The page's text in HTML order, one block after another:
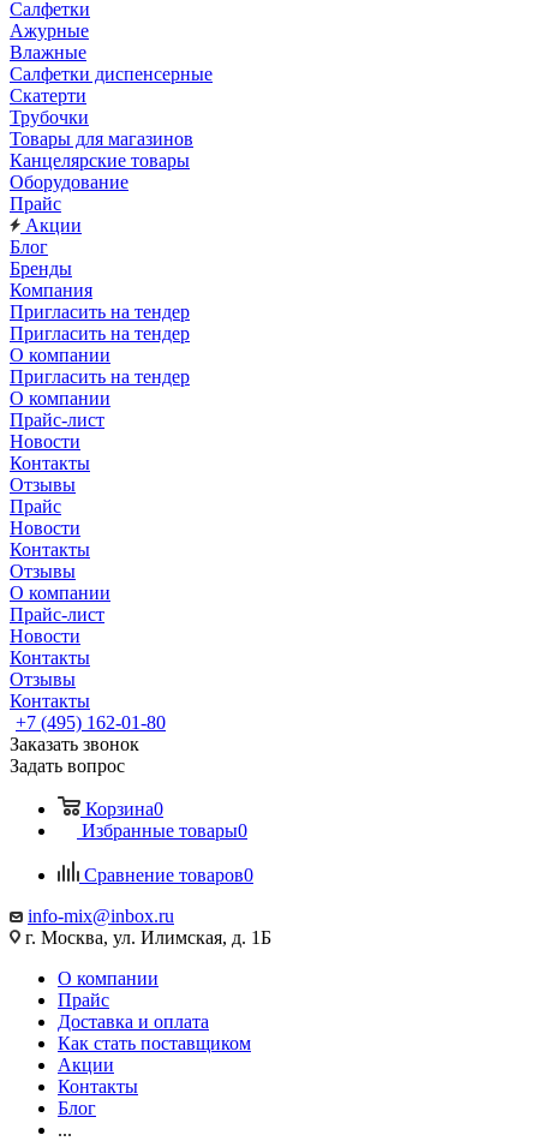
Салфетки
Ажурные
Влажные
Салфетки диспенсерные
Скатерти
Трубочки
Товары для магазинов
Канцелярские товары
Оборудование
Прайс
Акции
Блог
Бренды
Компания
Пригласить на тендер
Пригласить на тендер
О компании
Пригласить на тендер
О компании
Прайс-лист
Новости
Контакты
Отзывы
Прайс
Новости
Контакты
Отзывы
О компании
Прайс-лист
Новости
Контакты
Отзывы
Контакты
+7 (495) 162-01-80
Заказать звонок
Задать вопрос
Корзина0
Избранные товары0
Сравнение товаров0
info-mix@inbox.ru
г. Москва, ул. Илимская, д. 1Б
О компании
Прайс
Доставка и оплата
Как стать поставщиком
Акции
Контакты
Блог
...